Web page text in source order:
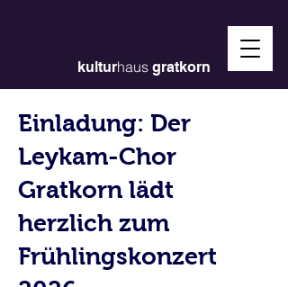
kulturhaus gratkorn
Einladung: Der
Leykam-Chor
Gratkorn lädt
herzlich zum
Frühlingskonzert